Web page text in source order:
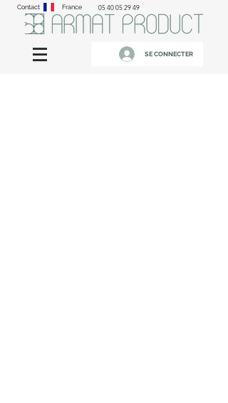
Contact France 05 40 05 29 49
SE CONNECTER